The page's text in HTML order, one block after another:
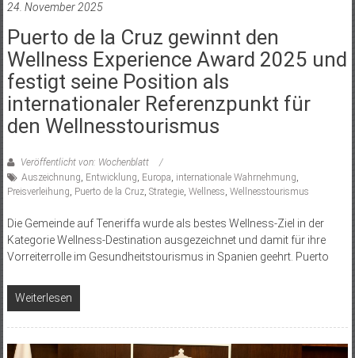
24. November 2025
Puerto de la Cruz gewinnt den
Wellness Experience Award 2025 und
festigt seine Position als
internationaler Referenzpunkt für
den Wellnesstourismus
Veröffentlicht von: Wochenblatt
Auszeichnung, Entwicklung, Europa, internationale Wahrnehmung,
Preisverleihung, Puerto de la Cruz, Strategie, Wellness, Wellnesstourismus
Die Gemeinde auf Teneriffa wurde als bestes Wellness-Ziel in der
Kategorie Wellness-Destination ausgezeichnet und damit für ihre
Vorreiterrolle im Gesundheitstourismus in Spanien geehrt. Puerto
Weiterlesen